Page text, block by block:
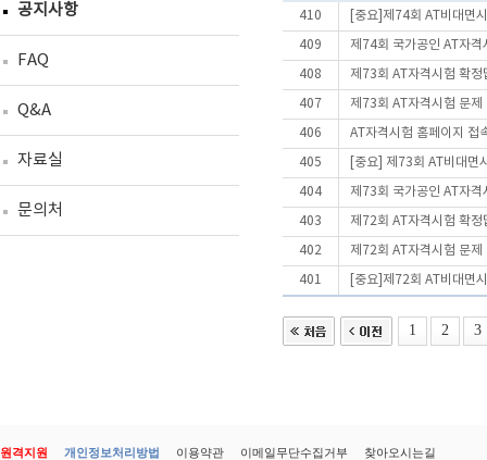
공지사항
FAQ
Q&A
자료실
문의처
410 [중요]제74회 AT비대면
409 제74회 국가공인 AT자격
408 제73회 AT자격시험 확정
407 제73회 AT자격시험 문
406 AT자격시험 홈페이지 접
405 [중요] 제73회 AT비대면
404 제73회 국가공인 AT자격
403 제72회 AT자격시험 확정
402 제72회 AT자격시험 문
401 [중요]제72회 AT비대면
1 2 3
원격지원 개인정보처리방법 이용약관 이메일무단수집거부 찾아오시는길